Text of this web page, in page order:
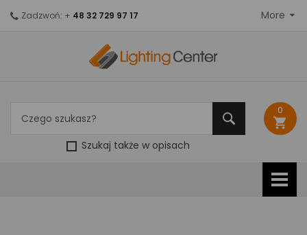
Szukaj także w opisach
0
shopping_cart
Zadzwoń: + 48 32 729 97 17 More